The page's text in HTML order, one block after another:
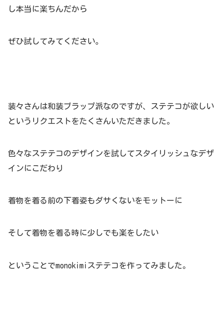
し本当に楽ちんだから
ぜひ試してみてください。
装々さんは和装ブラップ派なのですが、ステテコが欲しい
というリクエストをたくさんいただきました。
色々なステテコのデザインを試してスタイリッシュなデザ
インにこだわり
着物を着る前の下着姿もダサくないをモットーに
そして着物を着る時に少しでも楽をしたい
ということでmonokimiステテコを作ってみました。